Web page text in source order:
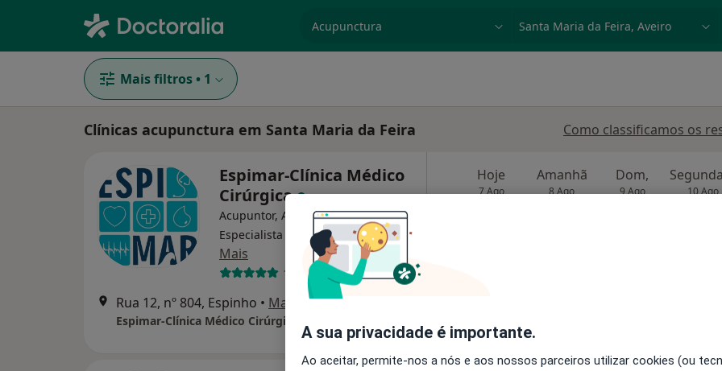
Mais filtros • 1
Clínicas acupunctura em Santa Maria da Feira Como classificamos os
Espimar-Clínica Médico
Cirúrgica
Acupuntor, Alergologista,
Especialista em análises clínicas·
Mais
1 opinião
Rua 12, nº 804, Espinho • Mapa
Espimar-Clínica Médico Cirúrgica
Hoje
7 Ago
Amanhã
8 Ago
Dom,
9 Ago 10 Ago
A sua privacidade é importante.
Ao aceitar, permite-nos a nós e aos nossos parceiros utilizar cookies (ou